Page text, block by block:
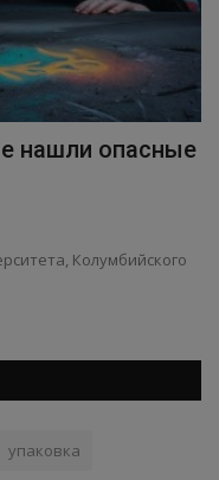
нашли опасные
Колумбийского
упаковка